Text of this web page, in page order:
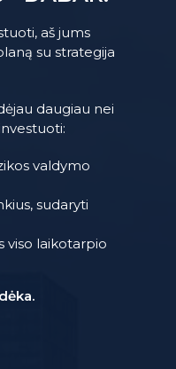
aš jums
su strategija
daugiau nei
valdymo
sudaryti
viso laikotarpio